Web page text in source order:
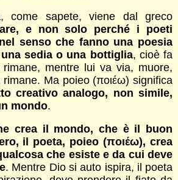
come sapete, viene dal greco
e non solo perché i poeti
senso che fanno una poesia
sedia o una bottiglia, cioè fa
mentre lui va via, muore,
Ma poieo (ποιέω) significa
creativo analogo, non simile,
mondo.
crea il mondo, che è il buon
il poeta, poieo (ποιέω), crea
che esiste e da cui deve
. Mentre Dio si auto ispira, il poeta